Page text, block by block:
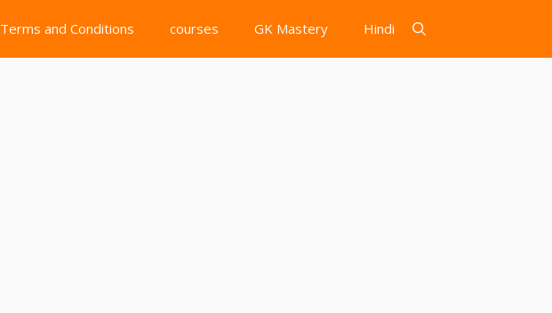
Terms and Conditions courses GK Mastery Hindi